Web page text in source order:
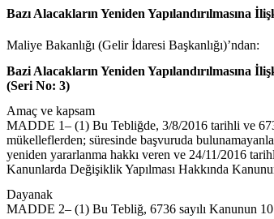
Bazı Alacakların Yeniden Yapılandırılmasına
Maliye Bakanlığı (Gelir İdaresi Başkanlığı)’ndan:
Bazi Alacakların Yeniden Yapılandırılmasına
(Seri No: 3)
Amaç ve kapsam
MADDE 1– (1) Bu Tebliğde, 3/8/2016 tarihli ve
mükelleflerden; süresinde başvuruda
yeniden yararlanma hakkı veren ve 24/11/2016
Kanunlarda Değişiklik Yapılması Hakkında
Dayanak
MADDE 2– (1) Bu Tebliğ, 6736 sayılı Kanunun 10